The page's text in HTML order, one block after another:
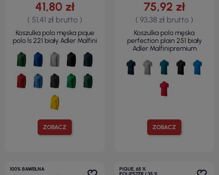
ZOBACZ
41,80 zł
( 51,41 zł brutto )
Koszulka polo męska pique
polo ls 221 biały Adler Malfini
ZOBACZ
75,92 zł
( 93,38 zł brutto )
Koszulka polo męska
perfection plain 251 biały
Adler Malfinipremium
100% BAWEŁNA PIQUE, 65 %
POLIESTER / 35 %